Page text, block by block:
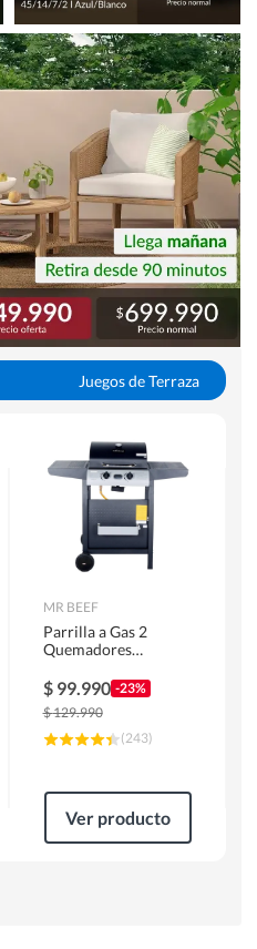
Juegos de Terraza
MR BEEF
Parrilla a Gas 2
Quemadores
$ 99.990 -23%
$129.990
(243)
Ver producto